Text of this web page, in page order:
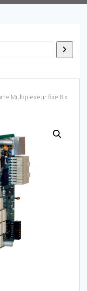
Multiplexeur fixe 8 x